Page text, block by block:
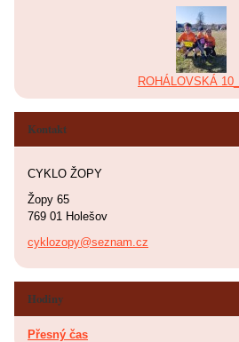
ROHÁLOVSKÁ
Kontakt
CYKLO ŽOPY
Žopy 65
769 01 Holešov
cyklozopy@seznam.cz
Hodiny
Přesný čas